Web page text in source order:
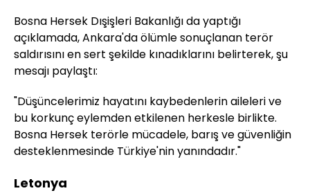
Bosna Hersek Dışişleri Bakanlığı da yaptığı
açıklamada, Ankara'da ölümle sonuçlanan terör
saldırısını en sert şekilde kınadıklarını belirterek, şu
mesajı paylaştı:
"Düşüncelerimiz hayatını kaybedenlerin aileleri ve
bu korkunç eylemden etkilenen herkesle birlikte.
Bosna Hersek terörle mücadele, barış ve güvenliğin
desteklenmesinde Türkiye'nin yanındadır."
Letonya